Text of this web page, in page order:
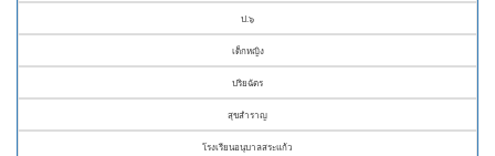
ป.๖
เด็กหญิง
ปริยฉัตร
สุขสำราญ
โรงเรียนอนุบาลสระแก้ว